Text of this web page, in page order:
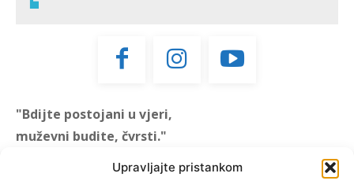
Upravljajte pristankom
"Bdijte postojani u vjeri,
muževni budite, čvrsti."